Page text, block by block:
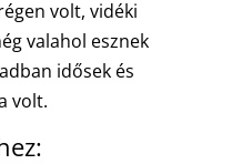
volt, vidéki
valahol esznek
idősek és
volt.